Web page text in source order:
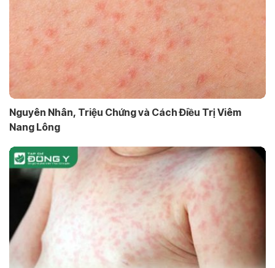
Nguyên Nhân, Triệu Chứng và Cách Điều Trị Viêm
Nang Lông